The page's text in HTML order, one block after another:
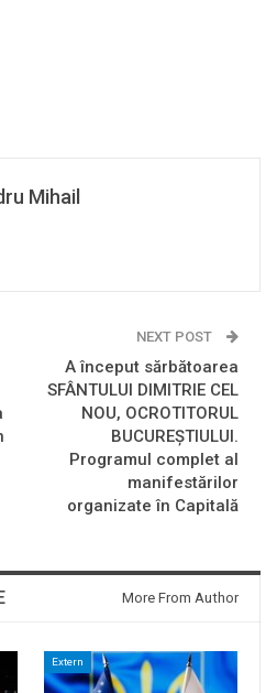
Mihail
NEXT POST
A început sărbătoarea
SFÂNTULUI DIMITRIE CEL
NOU, OCROTITORUL
BUCUREȘTIULUI.
Programul complet al
manifestărilor
organizate în Capitală
More From Author
Extern